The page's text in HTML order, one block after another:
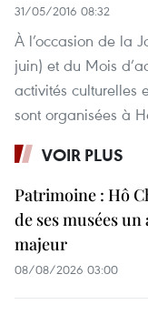
31/05/2016 08:32
À l’occasion de la
juin) et du Mois
activités culturelles
sont organisées à
VOIR PLUS
Patrimoine : Hô
de ses musées
majeur
08/08/2026 03:00